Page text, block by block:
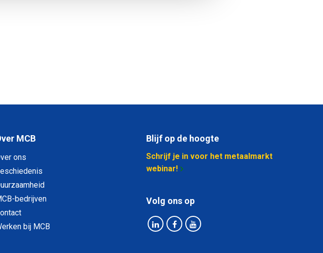
MCB
ons
bedrijven
bij MCB
Blijf op de hoogte
Schrijf je in voor het metaalmarkt
webinar!
Volg ons op